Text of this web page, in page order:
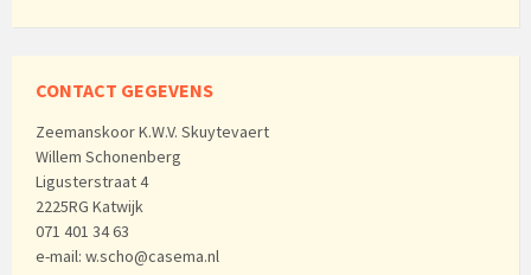
CONTACT GEGEVENS
Zeemanskoor K.W.V. Skuytevaert
Willem Schonenberg
Ligusterstraat 4
2225RG Katwijk
071 401 34 63
e-mail: w.scho@casema.nl